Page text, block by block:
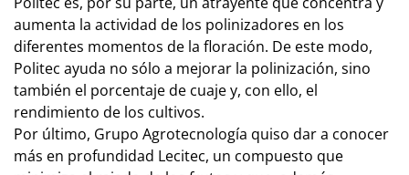
aumenta la actividad de los polinizadores en los
diferentes momentos de la floración. De este modo,
Politec ayuda no sólo a mejorar la polinización, sino
también el porcentaje de cuaje y, con ello, el
rendimiento de los cultivos.
Por último, Grupo Agrotecnología quiso dar a conocer
más en profundidad Lecitec, un compuesto que